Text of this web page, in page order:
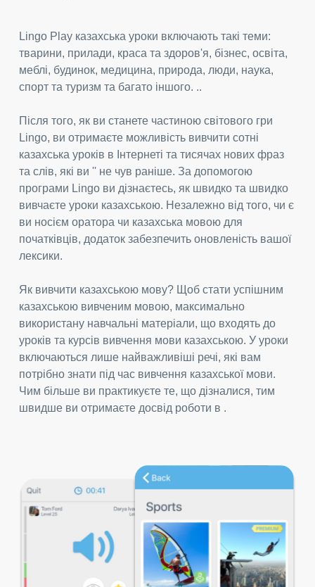
Lingo Play казахська уроки включають такі теми:
тварини, прилади, краса та здоров'я, бізнес, освіта,
меблі, будинок, медицина, природа, люди, наука,
спорт та туризм та багато іншого. ..
Після того, як ви станете частиною світового гри
Lingo, ви отримаєте можливість вивчити сотні
казахська уроків в Інтернеті та тисячах нових фраз
та слів, які ви '' не чув раніше. За допомогою
програми Lingo ви дізнаєтесь, як швидко та швидко
вивчаєте уроки казахською. Незалежно від того, чи є
ви носієм оратора чи казахська мовою для
початківців, додаток забезпечить оновленість вашої
лексики.
Як вивчити казахською мову? Щоб стати успішним
казахською вивченим мовою, максимально
використану навчальні матеріали, що входять до
уроків та курсів вивчення мови казахською. У уроки
включаються лише найважливіші речі, які вам
потрібно знати під час вивчення казахської мови.
Чим більше ви практикуєте те, що дізналися, тим
швидше ви отримаєте досвід роботи в .